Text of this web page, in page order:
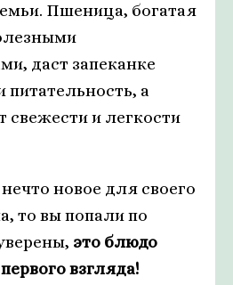
Пшеница, богатая
даст запеканке
а
свежести и легкости
новое для своего
то вы попали по
это блюдо
взгляда!